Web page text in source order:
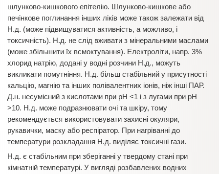
шлунково-кишкового епітелію. Шлунково-кишкове або
печінкове поглинання інших ліків може також залежати від
Н.д. (може підвищуватися активність, а можливо, і
токсичність). Н.д. не слід вживати з мінеральними маслами
(може збільшити їх всмоктування). Електроліти, напр. 3%
хлорид натрію, додані у водні розчини Н.д., можуть
викликати помутніння. Н.д. більш стабільний у присутності
кальцію, магнію та інших полівалентних іонів, ніж інші ПАР.
Д.н. несумісний з кислотами при рН <1 і з лугами при рН
>10. Н.д. може подразнювати очі та шкіру, тому
рекомендується використовувати захисні окуляри,
рукавички, маску або респіратор. При нагріванні до
температури розкладання Н.д. виділяє токсичні гази.
Н.д. є стабільним при зберіганні у твердому стані при
кімнатній температурі. У вигляді розбавлених водних